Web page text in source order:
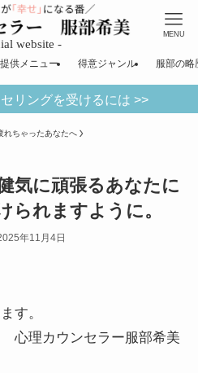
MENU
供メニュー 得意ジャンル 服部の略
リングを受けるには >>
れちゃったあなたへ
気に頑張るあなたに
られますように。
年11月4日
す。
心理カウンセラー服部希美